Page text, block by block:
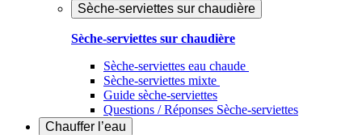
Sèche-serviettes sur chaudière
Sèche-serviettes sur chaudière
Sèche-serviettes eau chaude
Sèche-serviettes mixte
Guide sèche-serviettes
Questions / Réponses Sèche-serviettes
Chauffer l’eau